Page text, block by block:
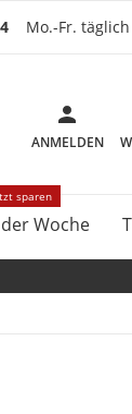
Mo.-Fr.
ANMELDEN
Woche
sparen